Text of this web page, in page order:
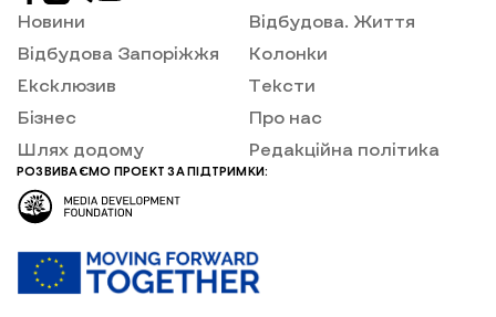
Новини
Відбудова Запоріжжя
Ексклюзив
Бізнес
Шлях додому
Відбудова. Життя
Колонки
Тексти
Про нас
Редакційна політика
РОЗВИВАЄМО ПРОЕКТ ЗА ПІДТРИМКИ: